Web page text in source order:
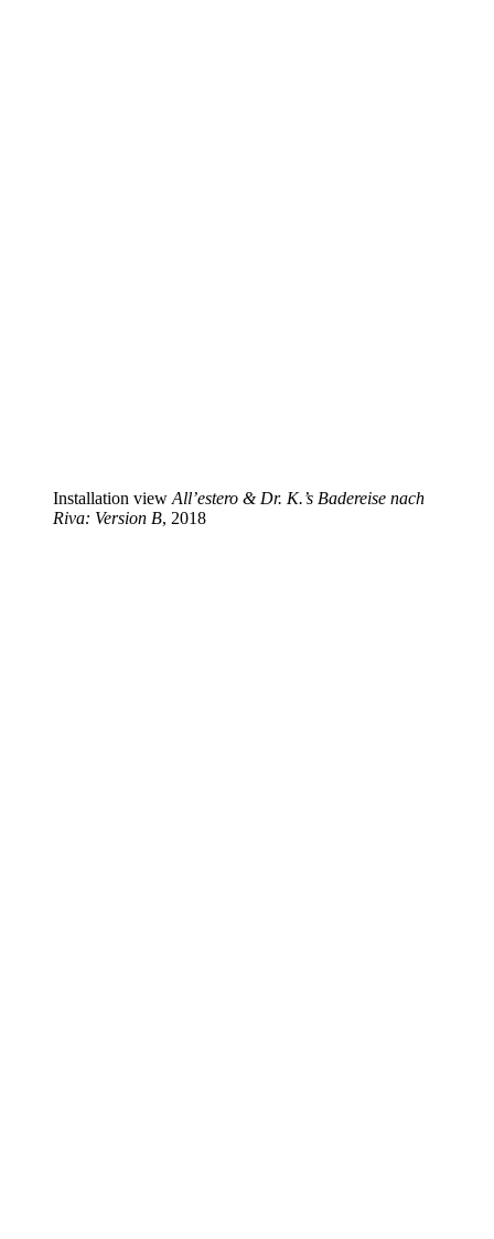
Installation view All’estero & Dr. K.’s Badereise nach
Riva: Version B, 2018